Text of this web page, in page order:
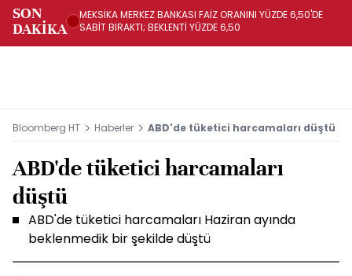
SON
DAKİKA
MEKSİKA MERKEZ BANKASI FAİZ ORANINI YÜZDE 6,50'DE
SABİT BIRAKTI; BEKLENTİ YÜZDE 6,50
Bloomberg HT Haberler ABD'de tüketici harcamaları düştü
ABD'de tüketici harcamaları
düştü
ABD'de tüketici harcamaları Haziran ayında
beklenmedik bir şekilde düştü